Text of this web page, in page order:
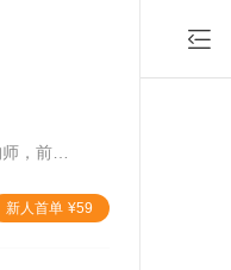
新⼈⾸单 ¥59
